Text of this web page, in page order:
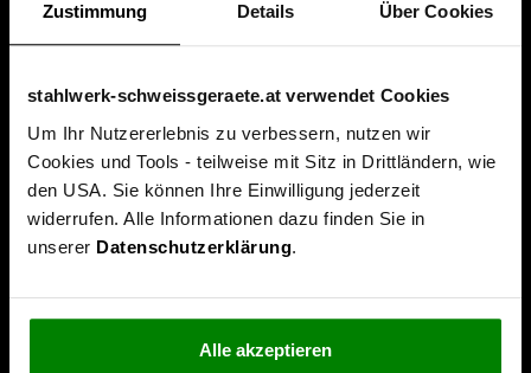
Zustimmung Details Über Cookies
stahlwerk-schweissgeraete.at verwendet Cookies
Um Ihr Nutzererlebnis zu verbessern, nutzen wir
Cookies und Tools - teilweise mit Sitz in Drittländern, wie
den USA. Sie können Ihre Einwilligung jederzeit
widerrufen. Alle Informationen dazu finden Sie in
unserer Datenschutzerklärung.
Alle akzeptieren
Über uns
Unternehmen
Service & Beratung
Folgen Sie uns